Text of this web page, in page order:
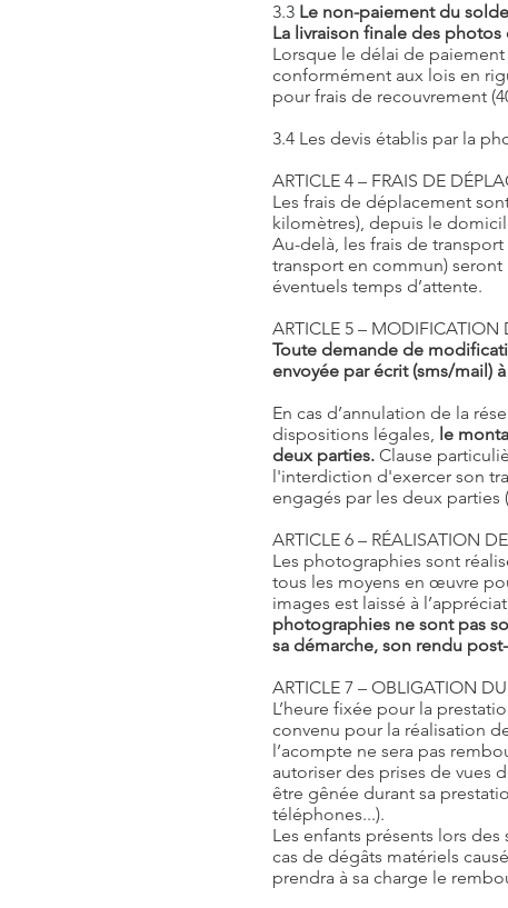
3.3 Le non-paiement du
La livraison finale des
Lorsque le délai de
conformément aux lois en
pour frais de recouvrement
3.4 Les devis établis par la
ARTICLE 4 – FRAIS DE
Les frais de déplacement
kilomètres), depuis le
Au-delà, les frais de
transport en commun)
éventuels temps d’attente.
ARTICLE 5 – MODIFICATION
Toute demande de
envoyée par écrit (sms/mail)
En cas d’annulation de la
dispositions légales, le
deux parties. Clause
l'interdiction d'exercer son
engagés par les deux
ARTICLE 6 – RÉALISATION
Les photographies sont
tous les moyens en œuvre
images est laissé à
photographies ne sont pas
sa démarche, son rendu
ARTICLE 7 – OBLIGATION
L’heure fixée pour la
convenu pour la réalisation
l’acompte ne sera pas
autoriser des prises de vues
être gênée durant sa
téléphones...).
Les enfants présents lors
cas de dégâts matériels
prendra à sa charge le